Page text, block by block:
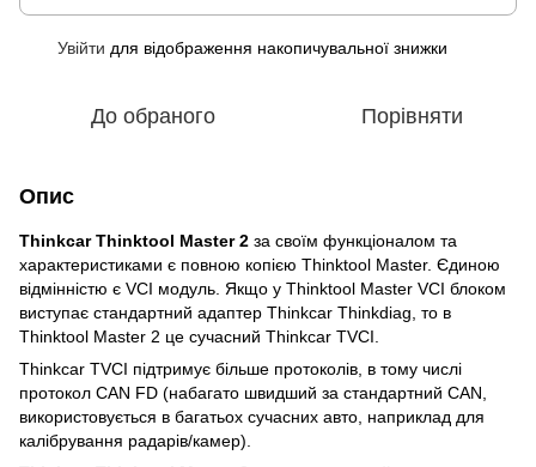
Увійти для відображення накопичувальної знижки
До обраного Порівняти
Опис
Thinkcar Thinktool Master 2 за своїм функціоналом та
характеристиками є повною копією Thinktool Master. Єдиною
відмінністю є VCI модуль. Якщо у Thinktool Master VCI блоком
виступає стандартний адаптер Thinkcar Thinkdiag, то в
Thinktool Master 2 це сучасний Thinkcar TVCI.
Thinkcar TVCI підтримує більше протоколів, в тому числі
протокол CAN FD (набагато швидший за стандартний CAN,
використовується в багатьох сучасних авто, наприклад для
калібрування радарів/камер).